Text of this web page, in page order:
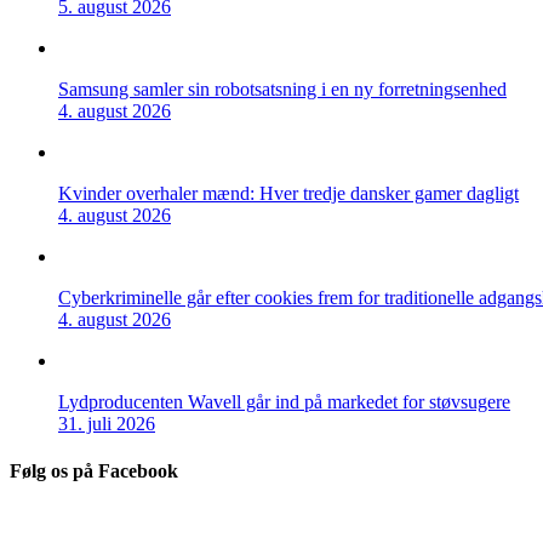
5. august 2026
Samsung samler sin robotsatsning i en ny forretningsenhed
4. august 2026
Kvinder overhaler mænd: Hver tredje dansker gamer dagligt
4. august 2026
Cyberkriminelle går efter cookies frem for traditionelle
4. august 2026
Lydproducenten Wavell går ind på markedet for støvsugere
31. juli 2026
Følg os på Facebook